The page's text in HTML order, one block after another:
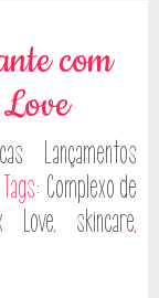
com
Lançamentos
Tags: Complexo de
Love, skincare,